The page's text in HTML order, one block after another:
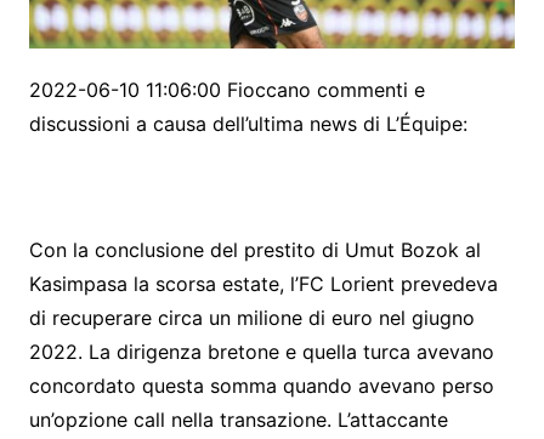
2022-06-10 11:06:00 Fioccano commenti e
discussioni a causa dell’ultima news di L’Équipe:
Con la conclusione del prestito di Umut Bozok al
Kasimpasa la scorsa estate, l’FC Lorient prevedeva
di recuperare circa un milione di euro nel giugno
2022. La dirigenza bretone e quella turca avevano
concordato questa somma quando avevano perso
un’opzione call nella transazione. L’attaccante